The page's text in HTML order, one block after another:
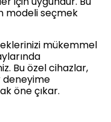
modeli seçmek
mükemmel
Bu özel cihazlar,
deneyime
öne çıkar.